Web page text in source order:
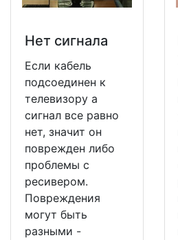
Нет сигнала
Если кабель
подсоединен к
телевизору а
сигнал все равно
нет, значит он
поврежден либо
проблемы с
ресивером.
Повреждения
могут быть
разными -